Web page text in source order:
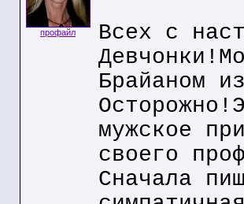
профайл
Всех с
Брайаном
мужское
своего
Сначала